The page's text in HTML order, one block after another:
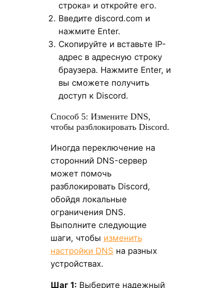
строка» и откройте его.
Введите discord.com и
нажмите Enter.
Скопируйте и вставьте IP-
адрес в адресную строку
браузера. Нажмите Enter, и
вы сможете получить
доступ к Discord.
Способ 5: Измените DNS,
чтобы разблокировать Discord.
Иногда переключение на
сторонний DNS-сервер
может помочь
разблокировать Discord,
обойдя локальные
ограничения DNS.
Выполните следующие
шаги, чтобы изменить
настройки DNS на разных
устройствах.
Шаг 1: Выберите надежный